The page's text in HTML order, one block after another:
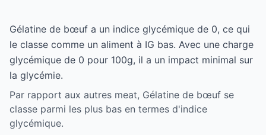
Gélatine de bœuf a un indice glycémique de 0, ce qui
le classe comme un aliment à IG bas. Avec une charge
glycémique de 0 pour 100g, il a un impact minimal sur
la glycémie.
Par rapport aux autres meat, Gélatine de bœuf se
classe parmi les plus bas en termes d'indice
glycémique.